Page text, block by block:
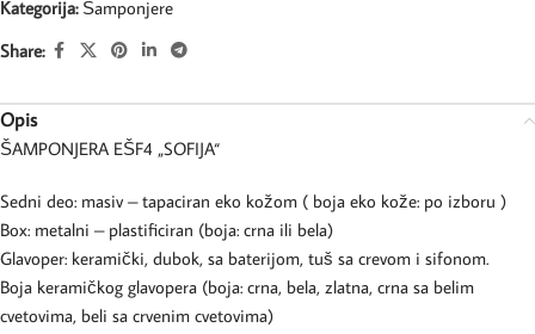
Kategorija: Šamponjere
Share:
Opis
ŠAMPONJERA EŠF4 „SOFIJA“
Sedni deo: masiv – tapaciran eko kožom ( boja eko kože: po izboru )
Box: metalni – plastificiran (boja: crna ili bela)
Glavoper: keramički, dubok, sa baterijom, tuš sa crevom i sifonom.
Boja keramičkog glavopera (boja: crna, bela, zlatna, crna sa belim
cvetovima, beli sa crvenim cvetovima)